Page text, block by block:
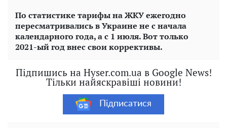
По статистике тарифы на ЖКУ ежегодно
пересматривались в Украине не с начала
календарного года, а с 1 июля. Вот только
2021-ый год внес свои коррективы.
Підпишись на Hyser.com.ua в Google News!
Тільки найяскравіші новини!
Підписатися